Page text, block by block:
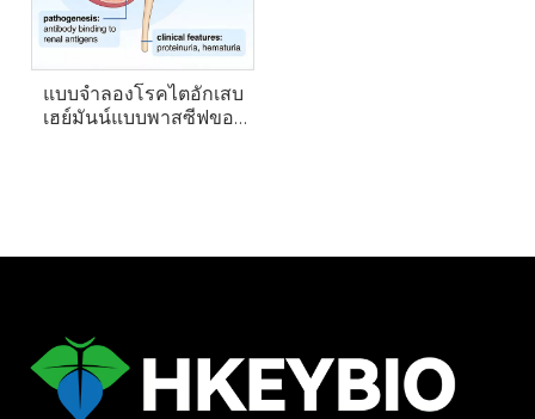
แบบจำลองโรคไตอักเสบ
เฮย์มันน์แบบพาสซีฟของ